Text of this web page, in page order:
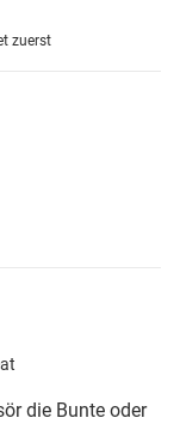
zuerst
die Bunte oder